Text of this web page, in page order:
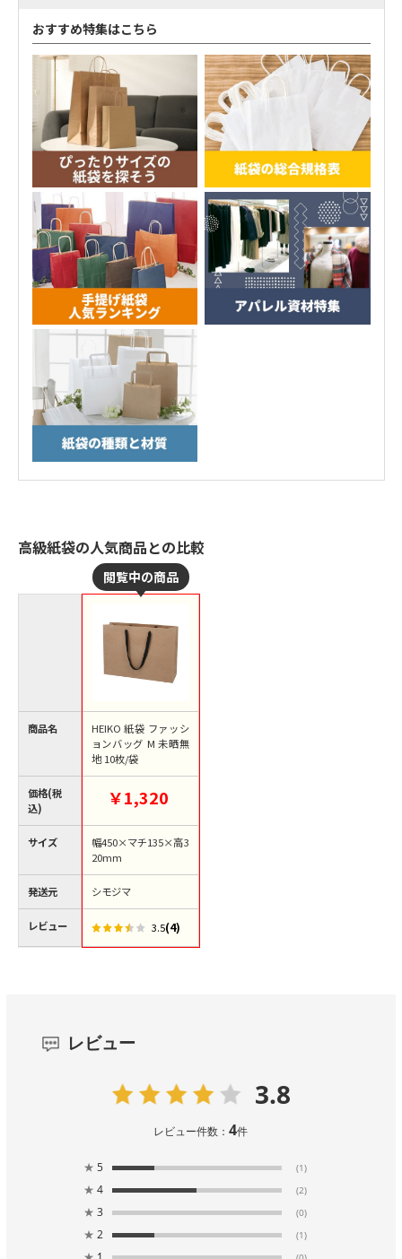
おすすめ特集はこちら
高級紙袋の人気商品との比較
商品名
価格(税
込)
サイズ
発送元
レビュー
HEIKO 紙袋 ファッシ
ョンバッグ M 未晒無
地 10枚/袋
￥1,320
幅450×マチ135×高3
20mm
シモジマ
3.5(4)
レビュー
3.8
レビュー件数：4件
★ 5 (1)
★ 4 (2)
★ 3 (0)
★ 2 (1)